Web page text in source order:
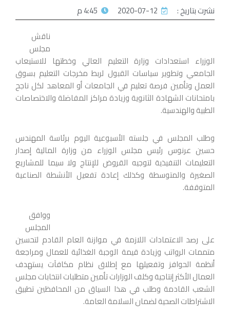
نشرت بتاريخ : 2020-07-12
4:45 م
ناقش
مجلس
الوزراء استعدادات وزارة التعليم العالي وخطتها للاستيعاب
الجامعي وتطوير سياسات القبول لربط مخرجات التعليم بسوق
العمل وتأمين فرصة تعليم في الجامعات أو المعاهد لكل ناجح
بامتحانات الشهادة الثانوية وزيادة مراكز المفاضلة والاختصاصات
الطبية والهندسية.
وطلب المجلس في جلسته الأسبوعية اليوم برئاسة المهندس
حسين عرنوس رئيس مجلس الوزراء من وزارة المالية إصدار
التعليمات التنفيذية لتوجيه القروض للإنتاج ولا سيما للمشاريع
الصغيرة والمتوسطة وكذلك إعادة تفعيل الأنشطة الصناعية
المتوقفة.
ووافق
المجلس
على رصد الاعتمادات اللازمة في موازنة العام القادم لتحسين
متممات الرواتب وزيادة قيمة الوجبة الغذائية للعمال ومراجعة
أنظمة الحوافز وتفعيلها مع إطلاق نظام مكافآت يستهدف
العمال الأكثر إنتاجية وكلف الوزارات تأمين متطلبات انتخابات مجلس
الشعب القادمة وطلب في هذا السياق من المحافظين تطبيق
الاشتراطات الصحية لضمان السلامة العامة.